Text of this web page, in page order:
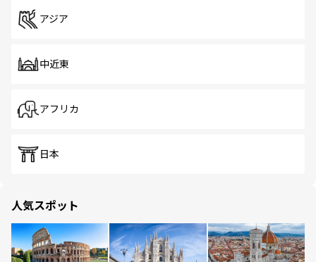
アジア
中近東
アフリカ
日本
人気スポット